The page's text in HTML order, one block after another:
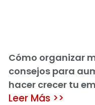
Cómo organizar
consejos para
hacer crecer tu
Leer Más >>